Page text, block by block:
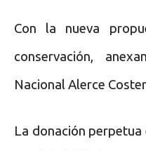
Con la nueva
conservación,
Nacional Alerce
La donación